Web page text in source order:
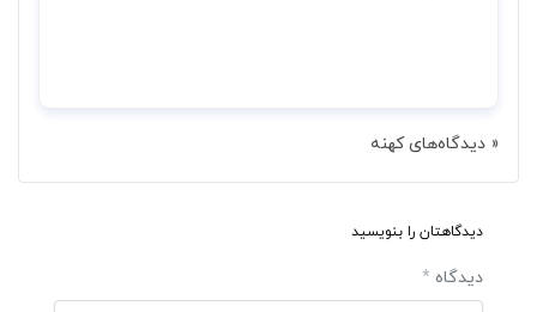
« دیدگاه‌های کهنه
دیدگاهتان را بنویسید
دیدگاه *